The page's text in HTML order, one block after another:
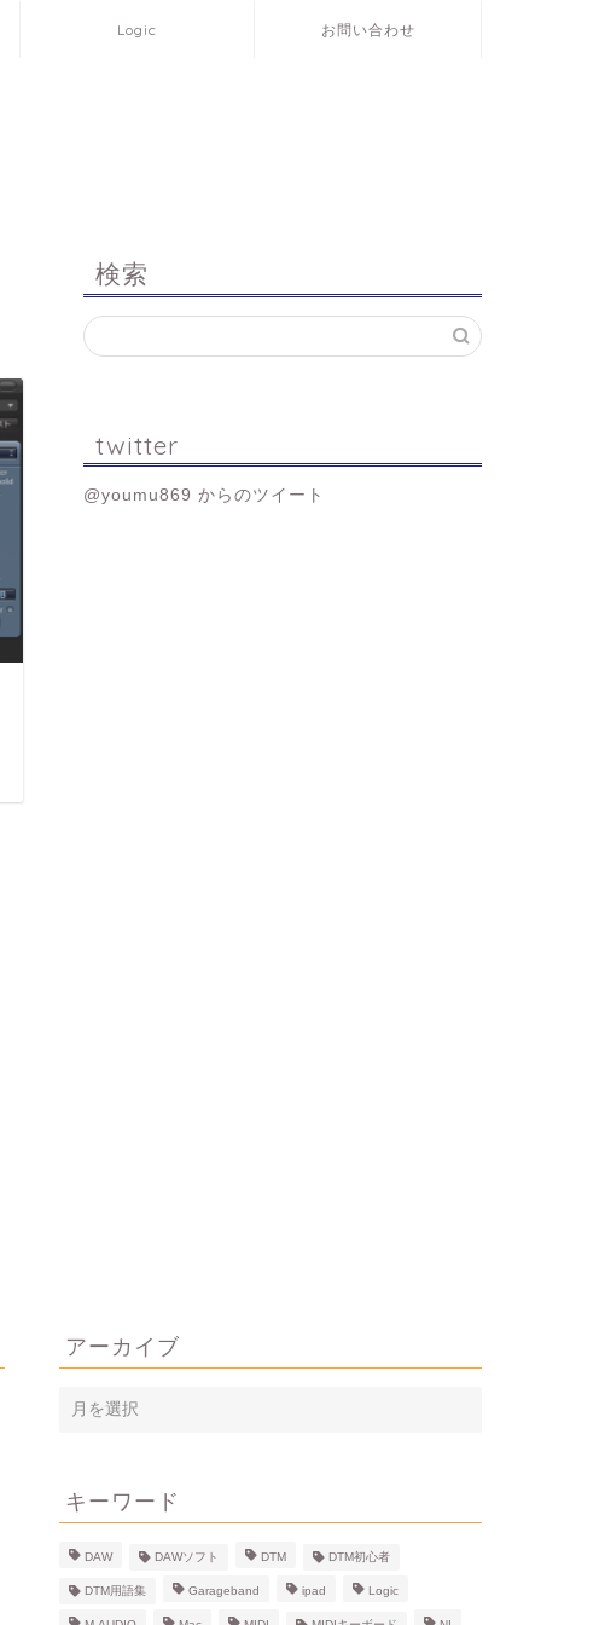
Logic お問い合わせ
検索
twitter
@youmu869 からのツイート
アーカイブ
ア
ー
ブ
キーワード
DAW DAWソフト DTM DTM初心者
DTM用語集 Garageband ipad Logic